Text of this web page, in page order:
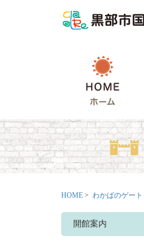
HOME > わかばのゲート
開館案内